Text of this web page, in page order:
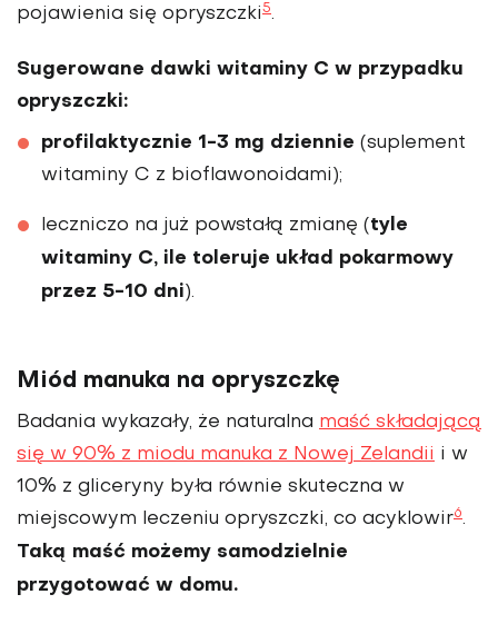
pojawienia się opryszczki5.
Sugerowane dawki witaminy C w przypadku
opryszczki:
profilaktycznie 1-3 mg dziennie (suplement
witaminy C z bioflawonoidami);
leczniczo na już powstałą zmianę (tyle
witaminy C, ile toleruje układ pokarmowy
przez 5-10 dni).
Miód manuka na opryszczkę
Badania wykazały, że naturalna maść składającą
się w 90% z miodu manuka z Nowej Zelandii i w
10% z gliceryny była równie skuteczna w
miejscowym leczeniu opryszczki, co acyklowir6.
Taką maść możemy samodzielnie
przygotować w domu.